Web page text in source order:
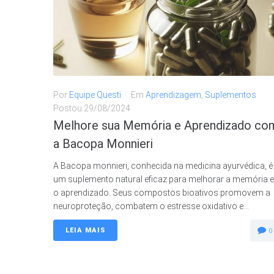
Por Equipe Questi Em Aprendizagem Suplementos
Postou 29/08/2024
Melhore sua Memória e Aprendizado
a Bacopa Monnieri
A Bacopa monnieri, conhecida na medicina ayurvédica, é
um suplemento natural eficaz para melhorar a memória e
o aprendizado. Seus compostos bioativos promovem a
neuroproteção, combatem o estresse oxidativo e...
LEIA MAIS 0